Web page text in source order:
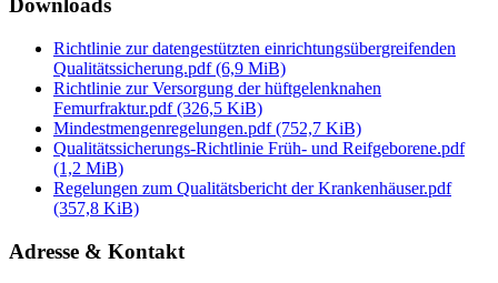
Downloads
Richtlinie zur datengestützten einrichtungsübergreifenden
Qualitätssicherung.pdf(6,9 MiB)
Richtlinie zur Versorgung der hüftgelenknahen
Femurfraktur.pdf(326,5 KiB)
Mindestmengenregelungen.pdf(752,7 KiB)
Qualitätssicherungs-Richtlinie Früh- und Reifgeborene.pdf
(1,2 MiB)
Regelungen zum Qualitätsbericht der Krankenhäuser.pdf
(357,8 KiB)
Adresse & Kontakt